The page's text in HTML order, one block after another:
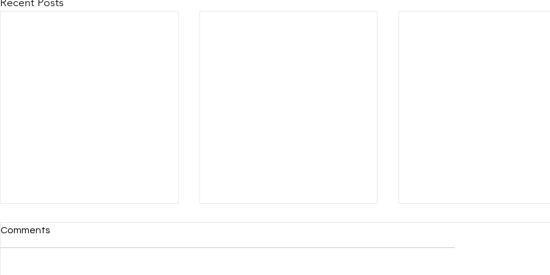
Comments